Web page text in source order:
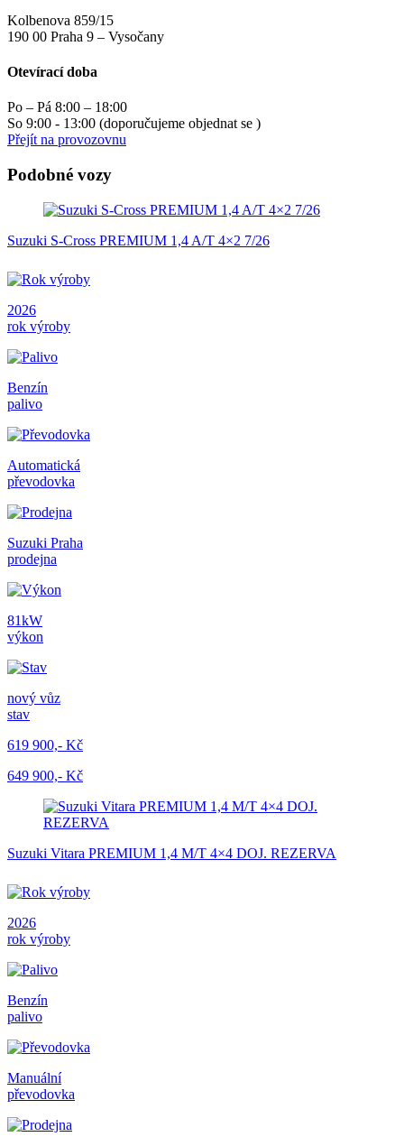
Kolbenova 859/15
190 00 Praha 9 – Vysočany
Otevírací doba
Po – Pá 8:00 – 18:00
So 9:00 - 13:00 (doporučujeme objednat se )
Přejít na provozovnu
Podobné vozy
Suzuki S-Cross PREMIUM 1,4 A/T 4×2 7/26
2026
rok výroby
Benzín
palivo
Automatická
převodovka
Suzuki Praha
prodejna
81kW
výkon
nový vůz
stav
619 900,- Kč
649 900,- Kč
Suzuki Vitara PREMIUM 1,4 M/T 4×4 DOJ. REZERVA
2026
rok výroby
Benzín
palivo
Manuální
převodovka